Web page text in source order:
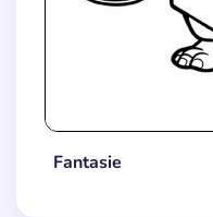
Fantasie